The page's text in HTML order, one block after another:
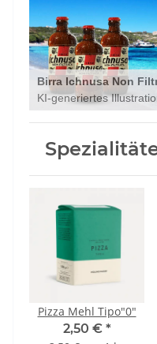
Birra Ichnusa Non
KI-generiertes
Pizza Mehl Tipo"0"
2,50 € *